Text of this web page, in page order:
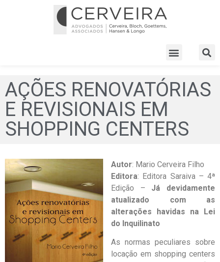
AÇÕES RENOVATÓRIAS
E REVISIONAIS EM
SHOPPING CENTERS
Autor: Mario Cerveira Filho
Editora: Editora Saraiva – 4ª
Edição – Já devidamente
atualizado com as
alterações havidas na Lei
do Inquilinato
As normas peculiares sobre
locação em shopping centers